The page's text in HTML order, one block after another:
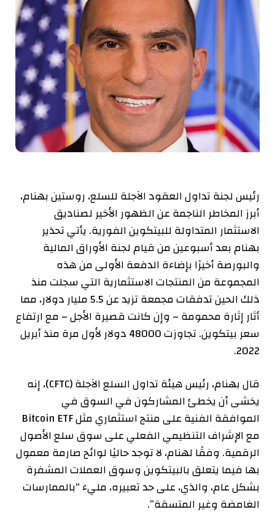
رئيس لجنة تداول العقود الآجلة للسلع، روستين بهنام،
أبرزالمخاطر الناجمة عن الظهور الأخير لصناديق
الاستثمار المتداولة للبيتكوين الفورية. يأتي تحذير
بهنام بعد أسبوعين من قيام لجنة الأوراق المالية
والبورصة أخيرًا بإضاءة الدفعة الأولى من هذه
المجموعة من المنتجات الاستثمارية التي سجلت منذ
ذلك الحين تدفقات مجمعة تزيد عن 5.5 مليار دولار، مما
أثار إثارة محمومة – وإن كانت قصيرة الأجل – مع ارتفاع
سعر بيتكوين. تجاوزت 48000 دولار لأول مرة منذ أبريل
2022.
قال بهنام، رئيس هيئة تداول السلع الآجلة (CFTC)، إنه
يخشى أن يخطئ المشاركون في السوق في
الموافقة الفنية على منتج استثماري مثل Bitcoin ETF
مع الإشراف التنظيمي الفعلي على سوق سلع الأصول
الرقمية. وفقًا لهنام، لا توجد حاليًا لوائح صارمة معمول
بها فيما يتعلق بالبيتكوين وسوق العملات المشفرة
بشكل عام، والذي، على حد تعبيره، مليء “بالممارسات
الغامضة وغير المتسقة”.